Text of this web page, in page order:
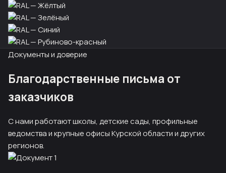
Документы и доверие
Благодарственные письма от
заказчиков
С нами работают школы, детские сады, профильные
ведомства и крупные офисы Курской области и других
регионов.